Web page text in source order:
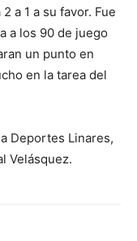
a 1 a su favor. Fue
a los 90 de juego
un punto en
en la tarea del
Deportes Linares,
Velásquez.